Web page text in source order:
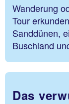
Wanderung
Tour
Sanddünen,
Buschland
Das